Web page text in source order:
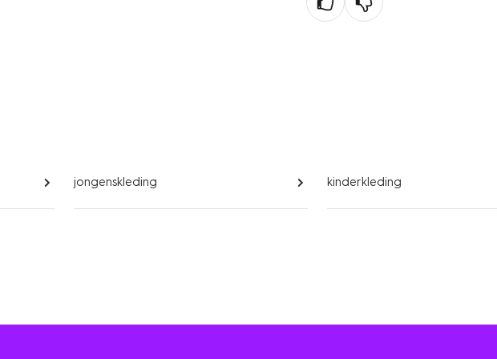
jongenskleding kinderkleding